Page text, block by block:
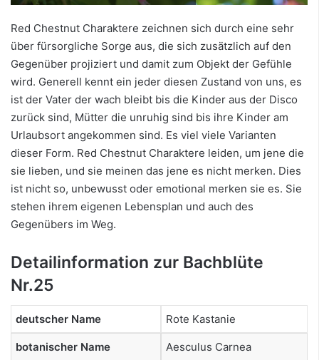
Red Chestnut Charaktere zeichnen sich durch eine sehr
über fürsorgliche Sorge aus, die sich zusätzlich auf den
Gegenüber projiziert und damit zum Objekt der Gefühle
wird. Generell kennt ein jeder diesen Zustand von uns, es
ist der Vater der wach bleibt bis die Kinder aus der Disco
zurück sind, Mütter die unruhig sind bis ihre Kinder am
Urlaubsort angekommen sind. Es viel viele Varianten
dieser Form. Red Chestnut Charaktere leiden, um jene die
sie lieben, und sie meinen das jene es nicht merken. Dies
ist nicht so, unbewusst oder emotional merken sie es. Sie
stehen ihrem eigenen Lebensplan und auch des
Gegenübers im Weg.
Detailinformation zur Bachblüte
Nr.25
deutscher Name Rote Kastanie
botanischer Name Aesculus Carnea